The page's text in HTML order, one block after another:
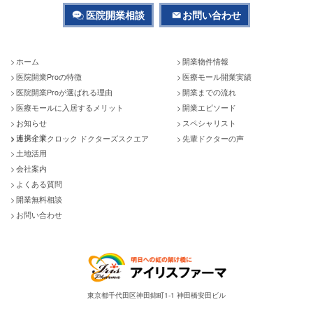
医院開業相談 お問い合わせ
ホーム
医院開業Proの特徴
医院開業Proが選ばれる理由
医療モールに入居するメリット
お知らせ
カメイドクロック ドクターズスクエア
開業物件情報
医療モール開業実績
開業までの流れ
開業エピソード
スペシャリスト
先輩ドクターの声
連携企業
土地活用
会社案内
よくある質問
開業無料相談
お問い合わせ
東京都千代田区神田錦町1-1 神田橋安田ビル